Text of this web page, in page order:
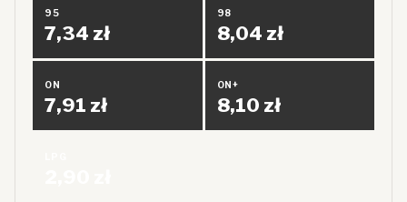
95
7,34 zł
98
8,04 zł
ON
7,91 zł
ON+
8,10 zł